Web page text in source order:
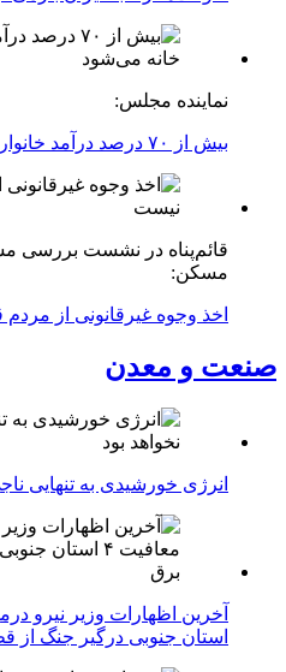
نماینده مجلس:
بیش از ۷۰ درصد درآمد خانوار صرف اجاره خانه می‌شود
قائم‌پناه در نشست بررسی
مسکن:
اخذ وجوه غیرقانونی از
صنعت و معدن
انرژی خورشیدی به تنهایی
استان جنوبی درگیر جنگ از